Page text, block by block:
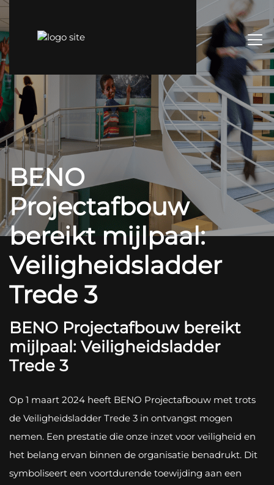
BENO
Projectafbouw
bereikt mijlpaal:
Veiligheidsladder
Trede 3
BENO Projectafbouw bereikt
mijlpaal: Veiligheidsladder
Trede 3
Op 1 maart 2024 heeft BENO Projectafbouw met trots
de Veiligheidsladder Trede 3 in ontvangst mogen
nemen. Een prestatie die onze inzet voor veiligheid en
het belang ervan binnen de organisatie benadrukt. Dit
symboliseert een voortdurende toewijding aan een